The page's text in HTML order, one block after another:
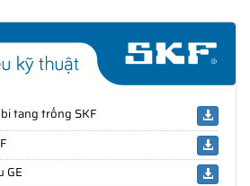
tang trống SKF
GE